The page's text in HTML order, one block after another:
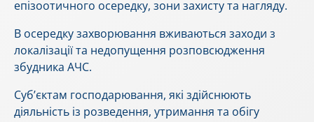
епізоотичного осередку, зони захисту та нагляду.
В осередку захворювання вживаються заходи з
локалізації та недопущення розповсюдження
збудника АЧС.
Суб’єктам господарювання, які здійснюють
діяльність із розведення, утримання та обігу